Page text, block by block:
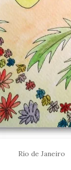
Río de Janeiro